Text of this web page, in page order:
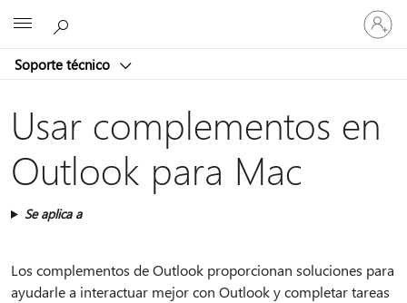
Soporte técnico
Iniciar
sesión
en
cuenta
Usar complementos en
Outlook para Mac
Se aplica a
Los complementos de Outlook proporcionan soluciones para
ayudarle a interactuar mejor con Outlook y completar tareas